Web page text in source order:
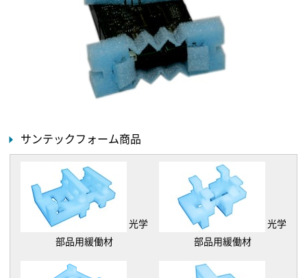
サンテックフォーム商品
光学
部品用緩働材
光学
部品用緩働材